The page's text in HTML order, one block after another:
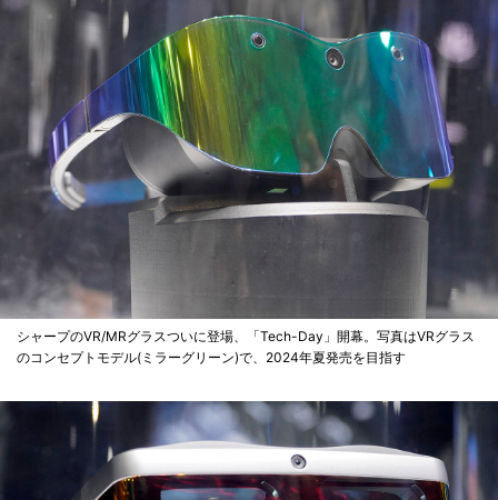
シャープのVR/MRグラスついに登場、「Tech-Day」開幕。写真はVRグラス
のコンセプトモデル(ミラーグリーン)で、2024年夏発売を目指す